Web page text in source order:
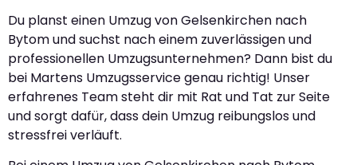
Du planst einen Umzug von Gelsenkirchen nach
Bytom und suchst nach einem zuverlässigen und
professionellen Umzugsunternehmen? Dann bist du
bei Martens Umzugsservice genau richtig! Unser
erfahrenes Team steht dir mit Rat und Tat zur Seite
und sorgt dafür, dass dein Umzug reibungslos und
stressfrei verläuft.